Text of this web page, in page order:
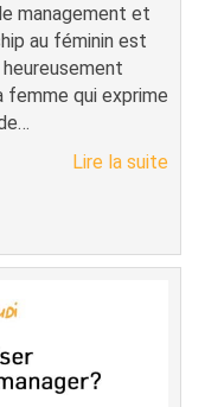
management et
au féminin est
femme qui exprime
Lire la suite